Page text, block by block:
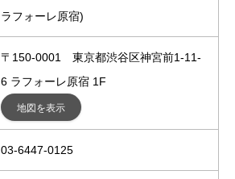
ラフォーレ原宿)
〒150-0001 東京都渋谷区神宮前1-11-
6 ラフォーレ原宿 1F
地図を表示
03-6447-0125